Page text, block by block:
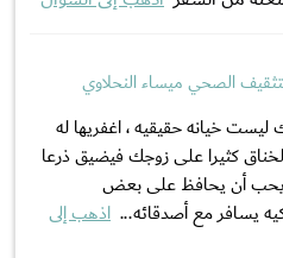
الصحي ميساء النحلاوي
خيانه حقيقيه ، اغفريها له
كثيرا على زوجك فيضيق ذرعا
يحب أن يحافظ على بعض
يسافر مع أصدقائه... اذهب إلى